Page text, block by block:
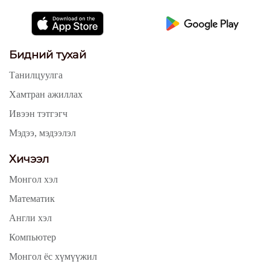
Бидний тухай
Танилцуулга
Хамтран ажиллах
Ивээн тэтгэгч
Мэдээ, мэдээлэл
Хичээл
Монгол хэл
Математик
Англи хэл
Компьютер
Монгол ёс хүмүүжил